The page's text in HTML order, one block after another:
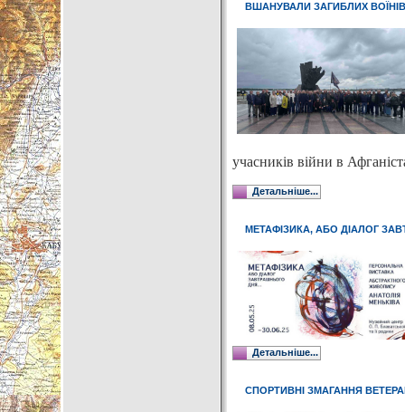
ВШАНУВАЛИ ЗАГИБЛИХ ВОЇНІВ
учасників війни в
Детальніше...
МЕТАФІЗИКА, АБО ДІАЛОГ
Детальніше...
СПОРТИВНІ ЗМАГАННЯ